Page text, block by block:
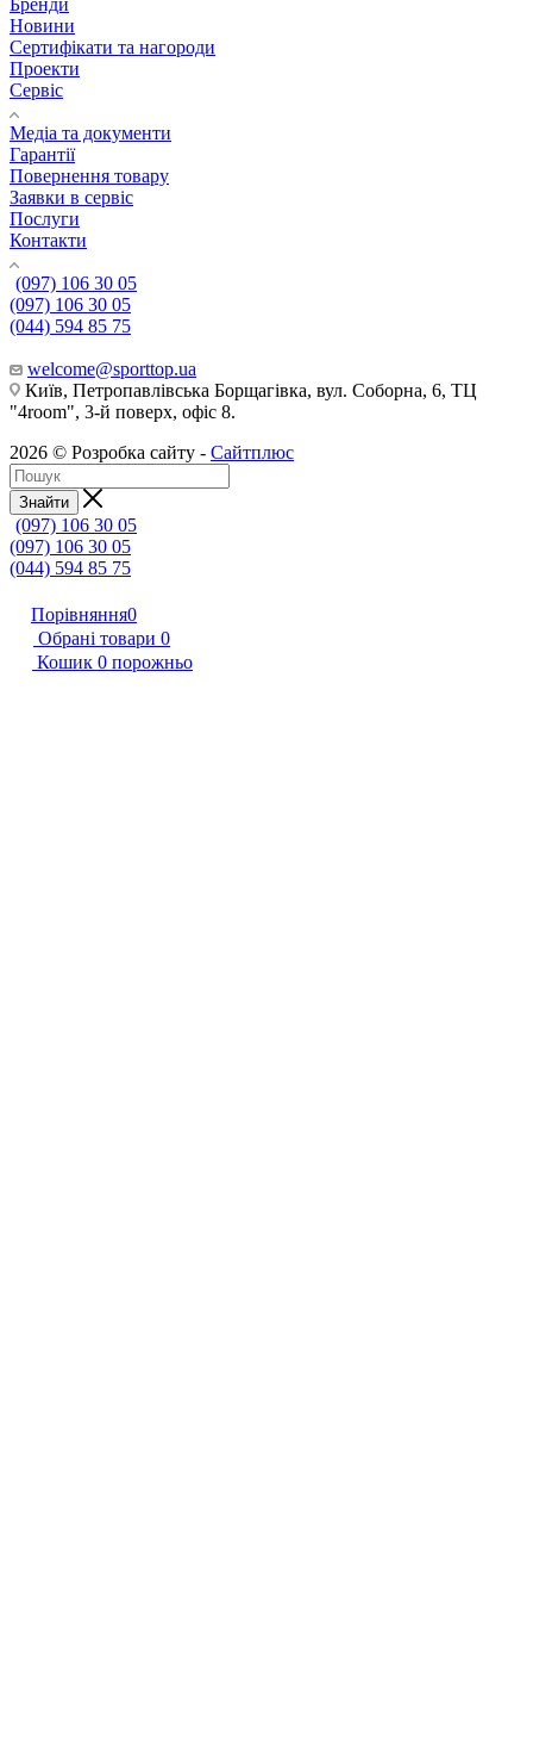
Новини
Сертифікати та нагороди
Проекти
Сервіс
Медіа та документи
Гарантії
Повернення товару
Заявки в сервіс
Послуги
Контакти
(097) 106 30 05
(097) 106 30 05
(044) 594 85 75
welcome@sporttop.ua
Київ, Петропавлівська Борщагівка, вул. Соборна, 6, ТЦ
"4room", 3-й поверх, офіс 8.
2026 © Розробка сайту - Сайтплюс
Знайти
(097) 106 30 05
(097) 106 30 05
(044) 594 85 75
Порівняння0
Обрані товари 0
Кошик 0 порожньо